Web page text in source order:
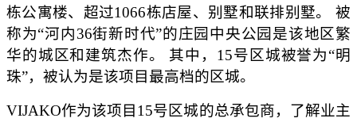
栋公寓楼、超过1066栋店屋、别墅和联排别墅。 被
称为“河内36街新时代”的庄园中央公园是该地区繁
华的城区和建筑杰作。 其中，15号区城被誉为“明
珠”，被认为是该项目最高档的区城。
VIJAKO作为该项目15号区城的总承包商，了解业主